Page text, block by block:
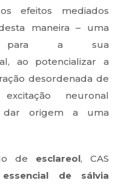
efeitos mediados
maneira – uma
para a sua
ao potencializar a
desordenada de
neuronal
dar origem a uma
de esclareol, CAS
de sálvia